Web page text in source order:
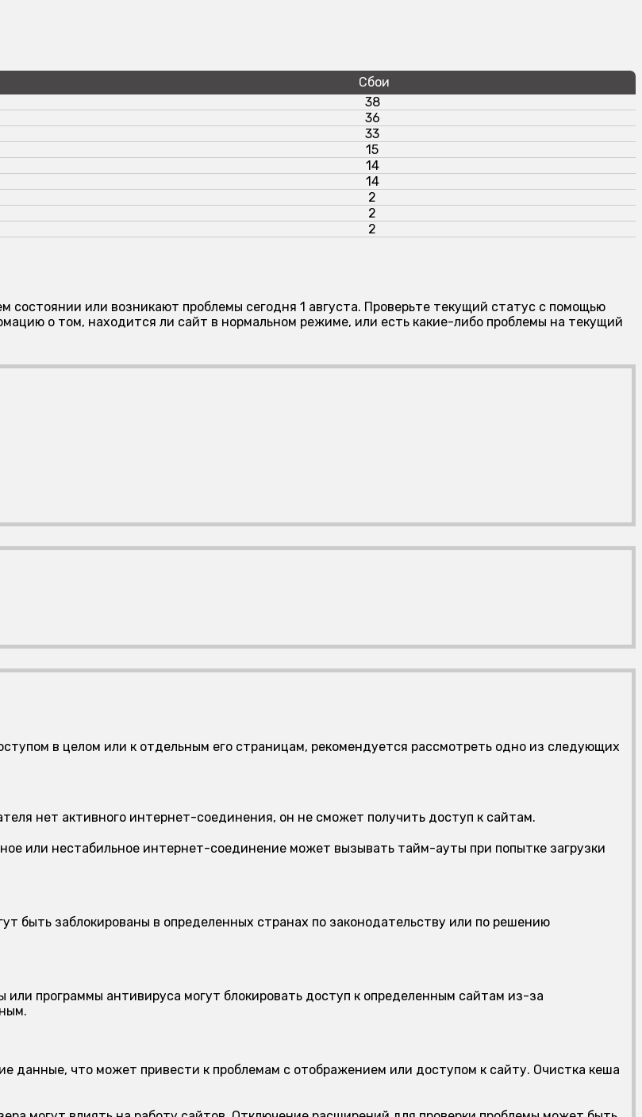
Сбои
38
36
33
15
14
14
2
2
2
состоянии или возникают проблемы сегодня 1 августа. Проверьте текущий статус с помощью
о том, находится ли сайт в нормальном режиме, или есть какие-либо проблемы на текущий
в целом или к отдельным его страницам, рекомендуется рассмотреть одно из следующих
нет активного интернет-соединения, он не сможет получить доступ к сайтам.
или нестабильное интернет-соединение может вызывать тайм-ауты при попытке загрузки
быть заблокированы в определенных странах по законодательству или по решению
или программы антивируса могут блокировать доступ к определенным сайтам из-за
данные, что может привести к проблемам с отображением или доступом к сайту. Очистка кеша